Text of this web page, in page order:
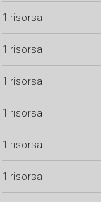
1 risorsa
1 risorsa
1 risorsa
1 risorsa
1 risorsa
1 risorsa